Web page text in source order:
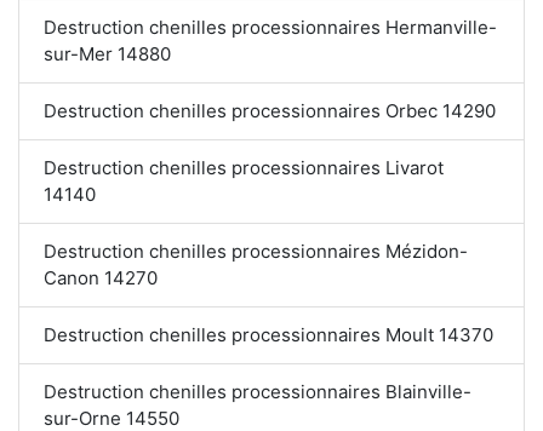
Destruction chenilles processionnaires Hermanville-
sur-Mer 14880
Destruction chenilles processionnaires Orbec 14290
Destruction chenilles processionnaires Livarot
14140
Destruction chenilles processionnaires Mézidon-
Canon 14270
Destruction chenilles processionnaires Moult 14370
Destruction chenilles processionnaires Blainville-
sur-Orne 14550